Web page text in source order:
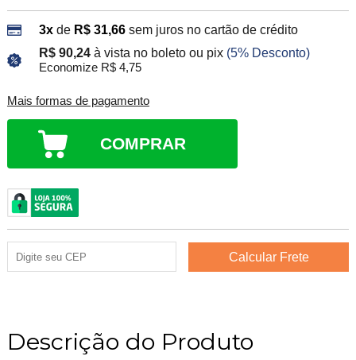
3xde R$ 31,66 sem juros no cartão de crédito
R$ 90,24 à vista no boleto ou pix (5% Desconto)
Economize R$ 4,75
Mais formas de pagamento
COMPRAR
Descrição do Produto